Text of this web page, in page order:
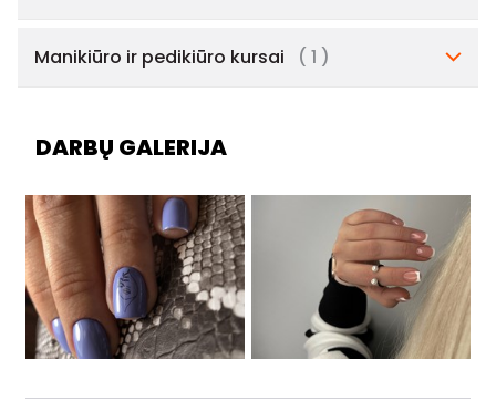
Manikiūro ir pedikiūro kursai ( 1 )
DARBŲ GALERIJA